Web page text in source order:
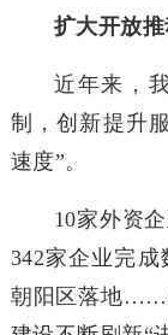
扩大开放
近年来，
制，创新提升
速度”。
10家外资
342家企业完
朝阳区落地……